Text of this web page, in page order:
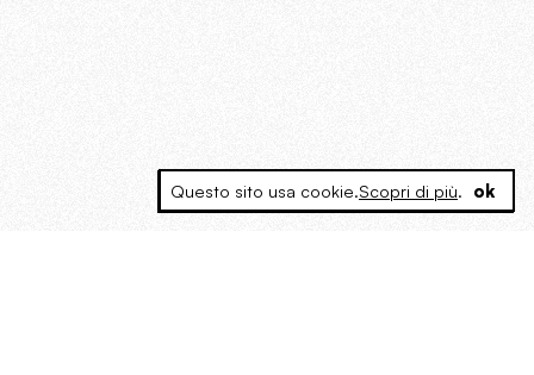
Questo sito usa cookie.Scopri di più. ok